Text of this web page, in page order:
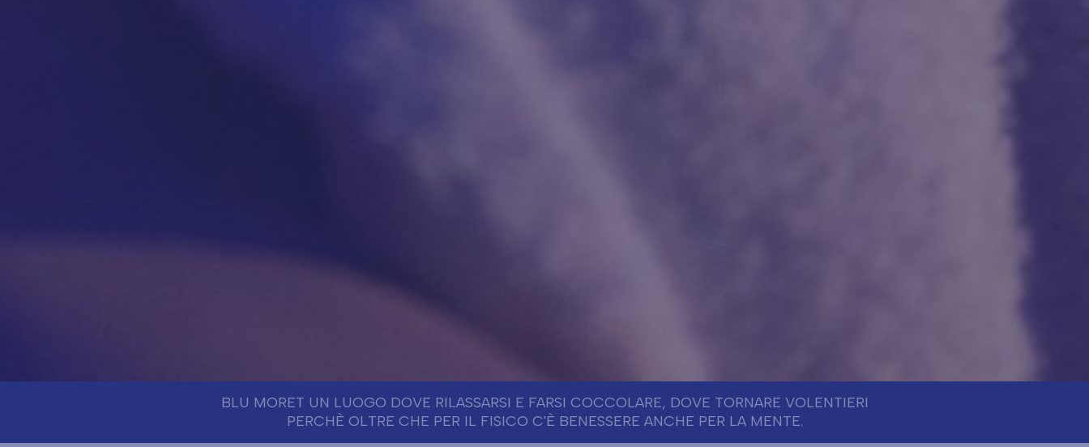
BLU MORET UN LUOGO DOVE RILASSARSI E FARSI COCCOLARE, DOVE TORNARE VOLENTIERI
PERCHÈ OLTRE CHE PER IL FISICO C'È BENESSERE ANCHE PER LA MENTE.